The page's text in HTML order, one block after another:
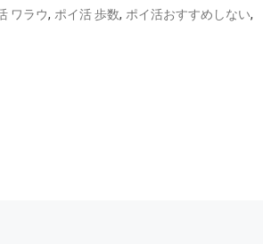
ワラウ, ポイ活 歩数, ポイ活おすすめしない,